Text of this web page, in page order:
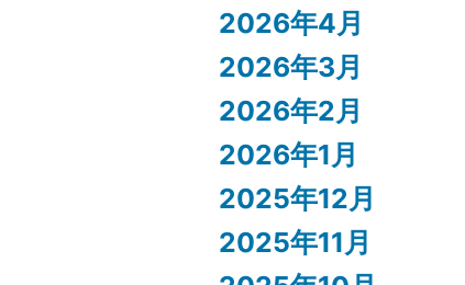
2026年4月
2026年3月
2026年2月
2026年1月
2025年12月
2025年11月